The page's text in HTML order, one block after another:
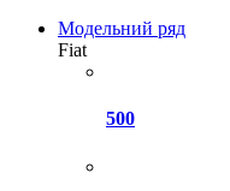
Модельний ряд
Fiat
500